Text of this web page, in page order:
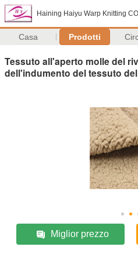
Haining Haiyu Warp Knitting
Casa Prodotti
Tessuto all'aperto molle del
dell'indumento del tessuto
Miglior prezzo